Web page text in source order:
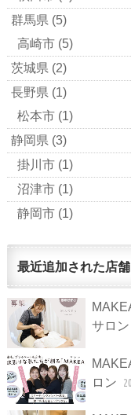
群馬県 (5)
高崎市 (5)
茨城県 (2)
長野県 (1)
松本市 (1)
静岡県 (3)
掛川市 (1)
沼津市 (1)
静岡市 (1)
最近追加された店舗
サロン
ロン